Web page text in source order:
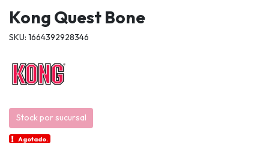
Kong Quest Bone
SKU: 1664392928346
Stock por sucursal
Agotado.